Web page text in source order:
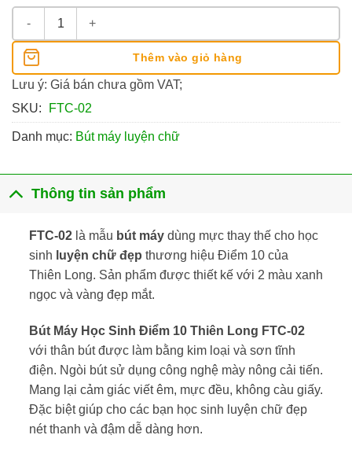
Bút Máy Học Sinh Điểm 10 Thiên Long FTC-02 số lượng
Thêm vào giỏ hàng
Lưu ý: Giá bán chưa gồm VAT;
SKU:
FTC-02
Danh mục: Bút máy luyện chữ
Thông tin sản phẩm
FTC-02là mẫu bút máydùng mực thay thế cho học
sinh luyện chữ đẹp thương hiệu Điểm 10 của
Thiên Long. Sản phẩm được thiết kế với 2 màu xanh
ngọc và vàng đẹp mắt.
Bút Máy Học Sinh Điểm 10 Thiên Long FTC-02
với thân bút được làm bằng kim loại và sơn tĩnh
điện. Ngòi bút sử dụng công nghệ mày nông cải tiến.
Mang lại cảm giác viết êm, mực đều, không càu giấy.
Đặc biệt giúp cho các bạn học sinh luyện chữ đẹp
nét thanh và đậm dễ dàng hơn.